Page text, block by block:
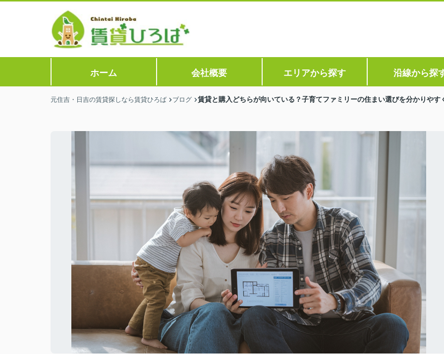
ホーム 会社概要 エリアから探す 沿線から探
元住吉・日吉の賃貸探しなら賃貸ひろば ブログ 賃貸と購入どちらが向いている？子育てファミリーの住まい選びを分かりやす